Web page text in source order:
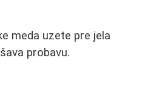
meda uzete pre jela
probavu.